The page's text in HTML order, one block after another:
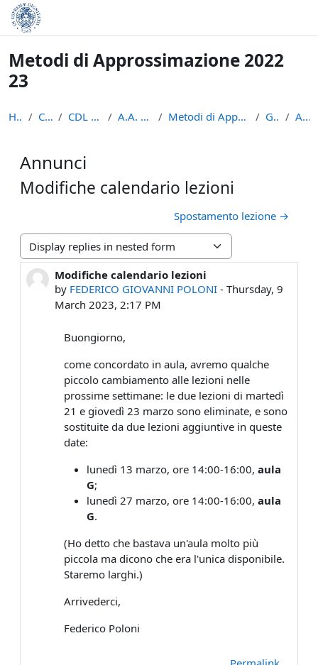
Skip to main content
Metodi di Approssimazione 2022
23
Home Courses CDL Matematica A.A. 2022 - 2023 Metodi di Approssimazione 2022 23 General Annunci
Annunci
Modifiche calendario lezioni
Spostamento lezione →
Display mode
Modifiche calendario lezioni
by FEDERICO GIOVANNI POLONI- Thursday, 9
March 2023, 2:17 PM
Number of replies: 0
Buongiorno,
come concordato in aula, avremo qualche
piccolo cambiamento alle lezioni nelle
prossime settimane: le due lezioni di martedì
21 e giovedì 23 marzo sono eliminate, e sono
sostituite da due lezioni aggiuntive in queste
date:
lunedì 13 marzo, ore 14:00-16:00, aula
G;
lunedì 27 marzo, ore 14:00-16:00, aula
G.
(Ho detto che bastava un'aula molto più
piccola ma dicono che era l'unica disponibile.
Staremo larghi.)
Arrivederci,
Federico Poloni